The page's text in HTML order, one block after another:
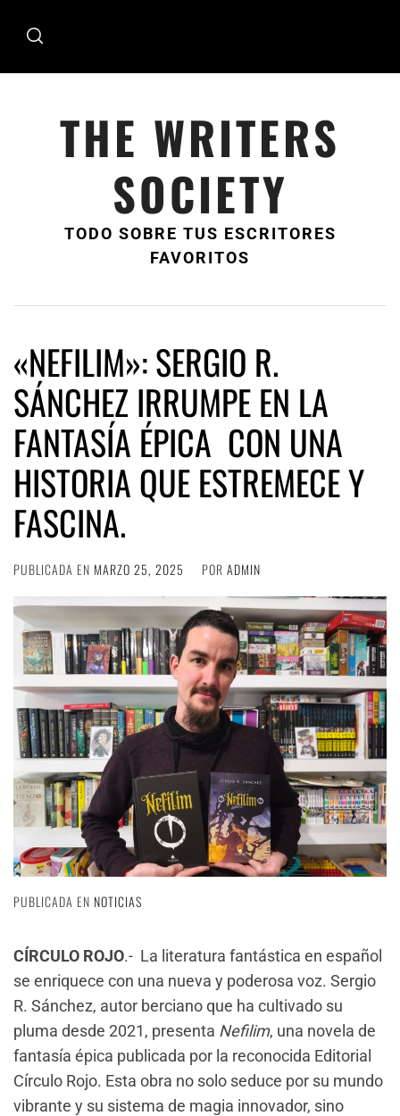
THE WRITERS
SOCIETY
TODO SOBRE TUS ESCRITORES
FAVORITOS
«NEFILIM»: SERGIO R.
SÁNCHEZ IRRUMPE EN LA
FANTASÍA ÉPICA CON UNA
HISTORIA QUE ESTREMECE Y
FASCINA.
PUBLICADA EN MARZO 25, 2025 POR ADMIN
PUBLICADA EN NOTICIAS
CÍRCULO ROJO.- La literatura fantástica en español
se enriquece con una nueva y poderosa voz. Sergio
R. Sánchez, autor berciano que ha cultivado su
pluma desde 2021, presenta Nefilim, una novela de
fantasía épica publicada por la reconocida Editorial
Círculo Rojo. Esta obra no solo seduce por su mundo
vibrante y su sistema de magia innovador, sino